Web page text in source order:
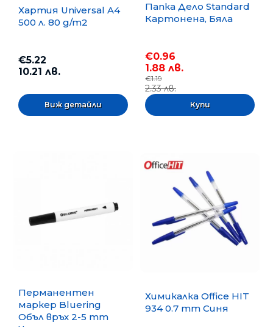
Хартия Universal A4
500 л. 80 g/m2
€5.22
10.21 лв.
Виж детайли
Папка Дело Standard
Картонена, Бяла
€0.96
1.88 лв.
€1.19
2.33 лв.
Перманентен
маркер Bluering
Объл връх 2-5 mm
Черен
Химикалка Office HIT
934 0.7 mm Синя